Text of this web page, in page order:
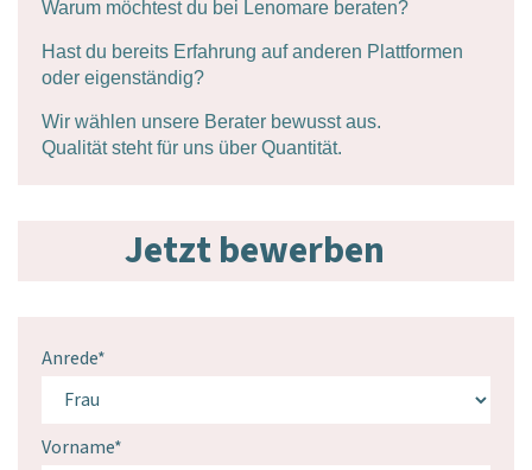
Warum möchtest du bei Lenomare beraten?
Hast du bereits Erfahrung auf anderen Plattformen
oder eigenständig?
Wir wählen unsere Berater bewusst aus.
Qualität steht für uns über Quantität.
Jetzt bewerben
Anrede*
Vorname*